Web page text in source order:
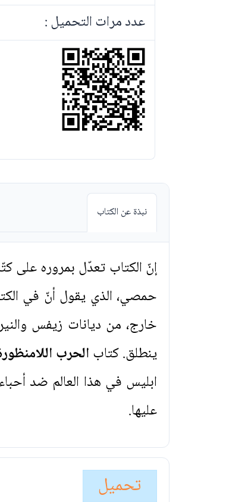
عدد مرات التحميل :
نبذة عن الكتاب
إنّ الكتاب تعدّل بمروره على
حمصي، الذي يقول أنّ في
خارج، من ديانات زيفس
ينطلق. كتابالحرب
ابليس في هذا العالم ضد
عليها.
تحميل